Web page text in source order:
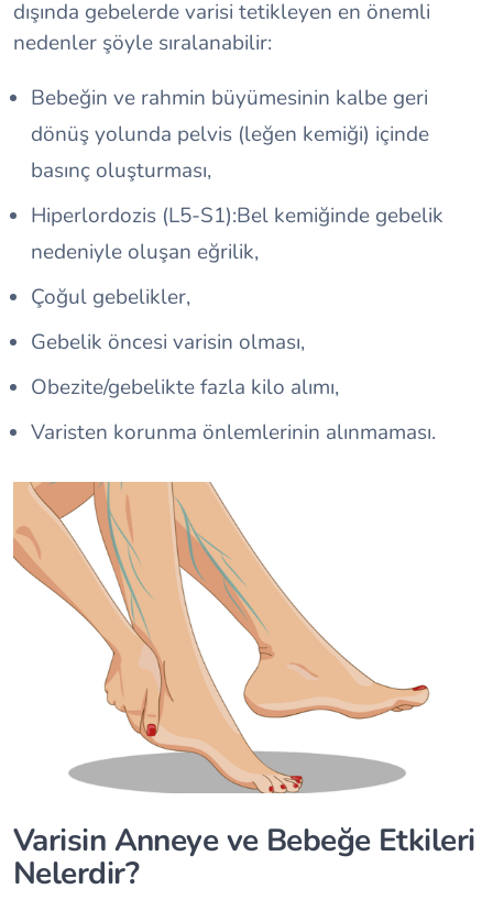
dışında gebelerde varisi tetikleyen en önemli
nedenler şöyle sıralanabilir:
Bebeğin ve rahmin büyümesinin kalbe geri
dönüş yolunda pelvis (leğen kemiği) içinde
basınç oluşturması,
Hiperlordozis (L5-S1):Bel kemiğinde gebelik
nedeniyle oluşan eğrilik,
Çoğul gebelikler,
Gebelik öncesi varisin olması,
Obezite/gebelikte fazla kilo alımı,
Varisten korunma önlemlerinin alınmaması.
Varisin Anneye ve Bebeğe Etkileri
Nelerdir?